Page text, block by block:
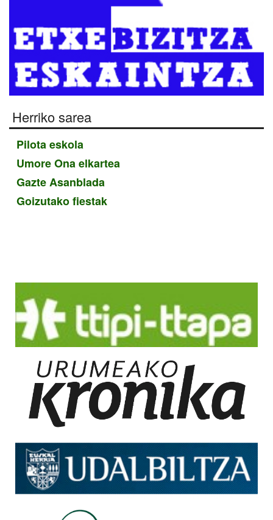
Herriko sarea
Pilota eskola
Umore Ona elkartea
Gazte Asanblada
Goizutako fiestak